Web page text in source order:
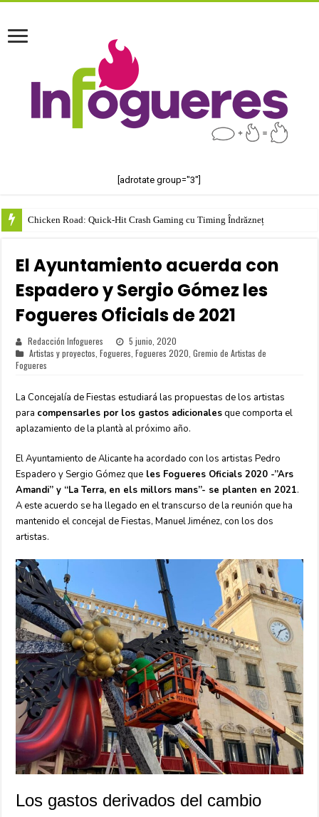
[adrotate group="3"]
Chicken Road: Quick‑Hit Crash Gaming cu Timing Îndrăzneț
El Ayuntamiento acuerda con
Espadero y Sergio Gómez les
Fogueres Oficials de 2021
Redacción Infogueres
5 junio, 2020
Artistas y proyectos ,Fogueres ,Fogueres 2020 ,Gremio de Artistas de
Fogueres
La Concejalía de Fiestas estudiará las propuestas de los artistas
para compensarles por los gastos adicionalesque comporta el
aplazamiento de la plantà al próximo año.
El Ayuntamiento de Alicante ha acordado con los artistas Pedro
Espadero y Sergio Gómez que les Fogueres Oficials 2020 -”Ars
Amandi” y “La Terra, en els millors mans”- se planten en 2021.
A este acuerdo se ha llegado en el transcurso de la reunión que ha
mantenido el concejal de Fiestas, Manuel Jiménez, con los dos
artistas.
Los gastos derivados del cambio